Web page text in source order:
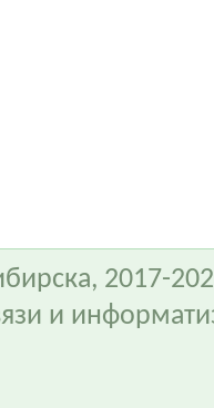
2017-
и